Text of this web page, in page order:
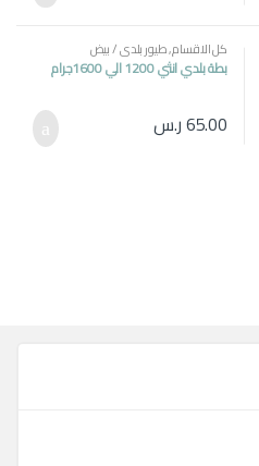
كل الاقسام,طيور بلدي / بيض
بطة بلدي انثي 1200 الي 1600جرام
65.00ر.س